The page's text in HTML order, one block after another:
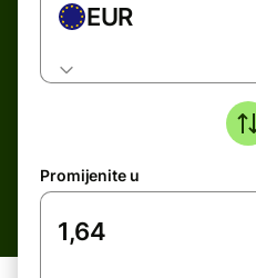
EUR
Promijenite u